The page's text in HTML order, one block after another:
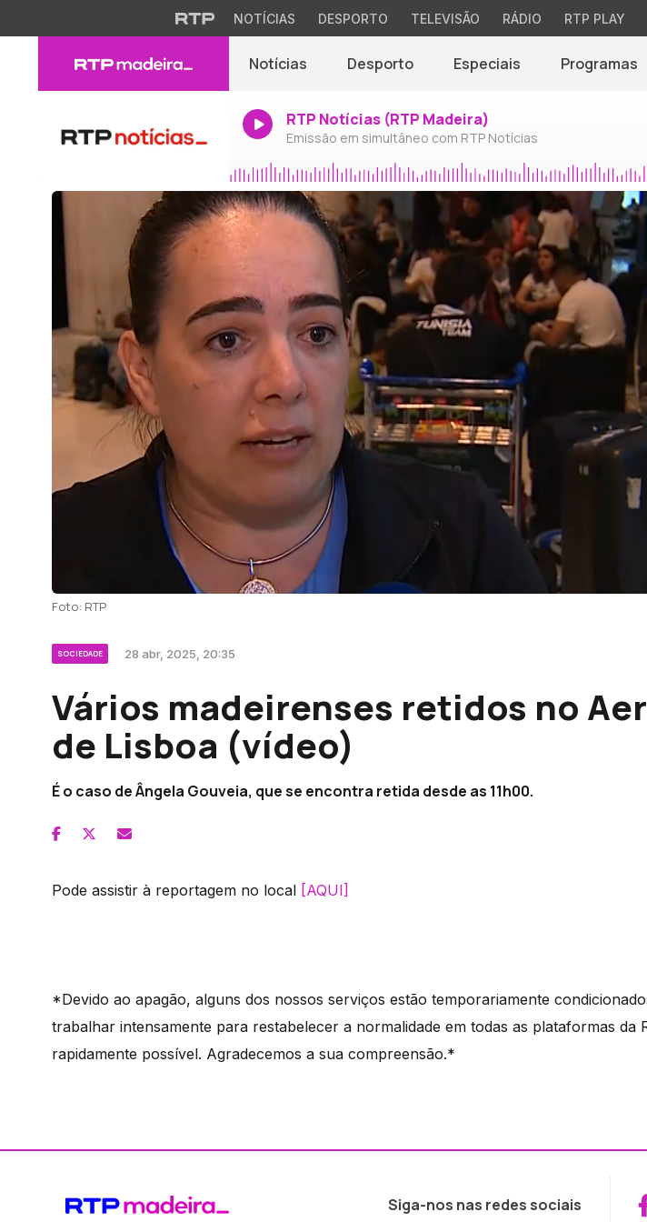
NOTÍCIAS DESPORTO TELEVISÃO RÁDIO RTP PLAY
Notícias Desporto Especiais Programas
RTP Notícias (RTP Madeira)
Emissão em simultâneo com RTP Notícias
Foto: RTP
SOCIEDADE 28 abr, 2025, 20:35
Vários madeirenses retidos no
de Lisboa (vídeo)
É o caso de Ângela Gouveia, que se encontra retida desde as 11h00.
Pode assistir à reportagem no local [AQUI]
*Devido ao apagão, alguns dos nossos serviços estão temporariamente
trabalhar intensamente para restabelecer a normalidade em todas as plataformas da
rapidamente possível. Agradecemos a sua compreensão.*
Siga-nos nas redes sociais